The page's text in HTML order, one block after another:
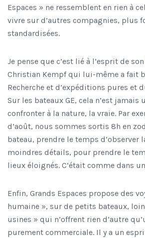
Espaces » ne ressemblent en rien à
vivre sur d’autres compagnies, plus
standardisées.
Je pense que c’est lié à l’esprit de
Christian Kempf qui lui-même a fait
Recherche et d’expéditions pures et
Sur les bateaux GE, cela n’est jamais
confronter à la nature, la vraie. Par
d’août, nous sommes sortis 8h en
bateau, prendre le temps d’observer
moindres détails, pour prendre le
lieux éloignés. C’était comme dans
Enfin, Grands Espaces propose des
humaine », sur de petits bateaux,
usines » qui n’offrent rien d’autre
purement commerciale. Il y a un